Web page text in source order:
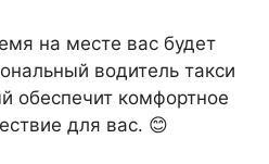
на месте вас будет
водитель такси
обеспечит комфортное
для вас. 😊